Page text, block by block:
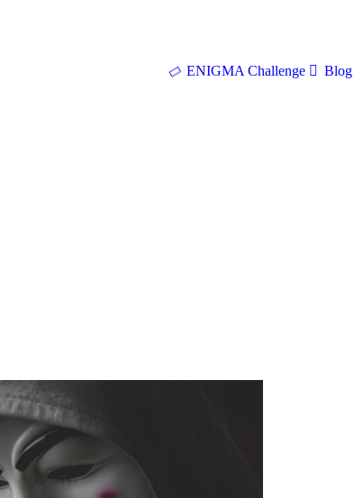
ENIGMA Challenge Blog